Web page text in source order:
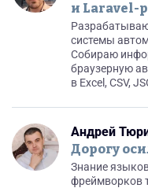
и Laravel-
системы
Собираю
браузерную
в Excel, CSV,
Андрей
Дорогу
Знание
фреймворков